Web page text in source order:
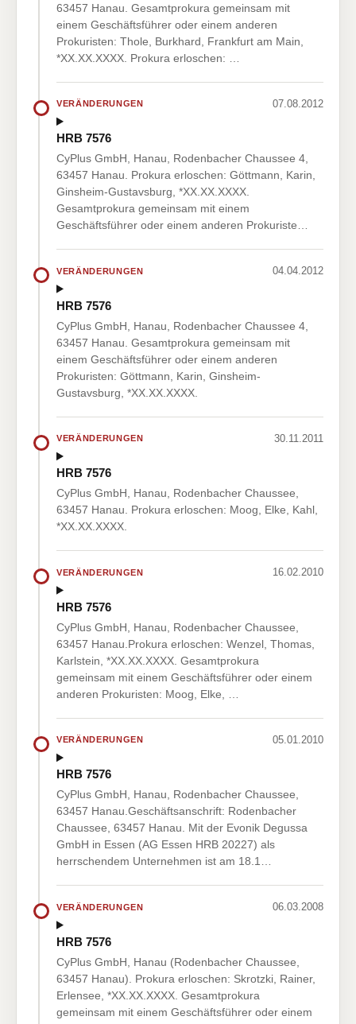
63457 Hanau. Gesamtprokura gemeinsam mit
einem Geschäftsführer oder einem anderen
Prokuristen: Thole, Burkhard, Frankfurt am Main,
*XX.XX.XXXX. Prokura erloschen: …
VERÄNDERUNGEN 07.08.2012
HRB 7576
CyPlus GmbH, Hanau, Rodenbacher Chaussee 4,
63457 Hanau. Prokura erloschen: Göttmann, Karin,
Ginsheim-Gustavsburg, *XX.XX.XXXX.
Gesamtprokura gemeinsam mit einem
Geschäftsführer oder einem anderen Prokuriste…
VERÄNDERUNGEN 04.04.2012
HRB 7576
CyPlus GmbH, Hanau, Rodenbacher Chaussee 4,
63457 Hanau. Gesamtprokura gemeinsam mit
einem Geschäftsführer oder einem anderen
Prokuristen: Göttmann, Karin, Ginsheim-
Gustavsburg, *XX.XX.XXXX.
VERÄNDERUNGEN 30.11.2011
HRB 7576
CyPlus GmbH, Hanau, Rodenbacher Chaussee,
63457 Hanau. Prokura erloschen: Moog, Elke, Kahl,
*XX.XX.XXXX.
VERÄNDERUNGEN 16.02.2010
HRB 7576
CyPlus GmbH, Hanau, Rodenbacher Chaussee,
63457 Hanau.Prokura erloschen: Wenzel, Thomas,
Karlstein, *XX.XX.XXXX. Gesamtprokura
gemeinsam mit einem Geschäftsführer oder einem
anderen Prokuristen: Moog, Elke, …
VERÄNDERUNGEN 05.01.2010
HRB 7576
CyPlus GmbH, Hanau, Rodenbacher Chaussee,
63457 Hanau.Geschäftsanschrift: Rodenbacher
Chaussee, 63457 Hanau. Mit der Evonik Degussa
GmbH in Essen (AG Essen HRB 20227) als
herrschendem Unternehmen ist am 18.1…
VERÄNDERUNGEN 06.03.2008
HRB 7576
CyPlus GmbH, Hanau (Rodenbacher Chaussee,
63457 Hanau). Prokura erloschen: Skrotzki, Rainer,
Erlensee, *XX.XX.XXXX. Gesamtprokura
gemeinsam mit einem Geschäftsführer oder einem